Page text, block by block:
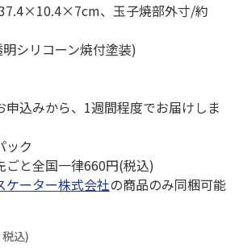
、玉子焼部外寸/約
シリコーン焼付塗装)
込みから、1週間程度でお届けしま
ック
と全国一律660円(税込)
ケーター株式会社の商品のみ同梱可能
込)